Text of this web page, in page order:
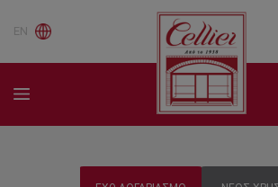
EN